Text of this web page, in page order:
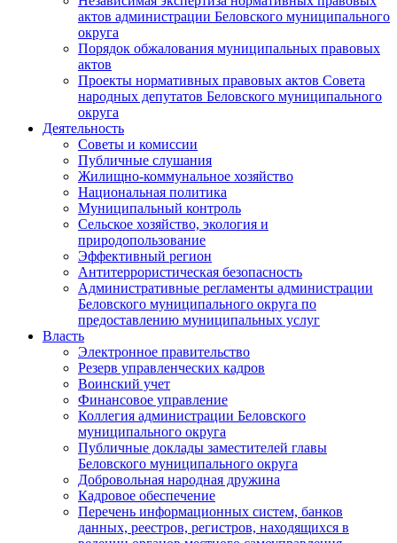
актов администрации Беловского муниципального
округа
Порядок обжалования муниципальных правовых
актов
Проекты нормативных правовых актов Совета
народных депутатов Беловского муниципального
округа
Деятельность
Советы и комиссии
Публичные слушания
Жилищно-коммунальное хозяйство
Национальная политика
Муниципальный контроль
Сельское хозяйство, экология и
природопользование
Эффективный регион
Антитеррористическая безопасность
Административные регламенты администрации
Беловского муниципального округа по
предоставлению муниципальных услуг
Власть
Электронное правительство
Резерв управленческих кадров
Воинский учет
Финансовое управление
Коллегия администрации Беловского
муниципального округа
Публичные доклады заместителей главы
Беловского муниципального округа
Добровольная народная дружина
Кадровое обеспечение
Перечень информационных систем, банков
данных, реестров, регистров, находящихся в